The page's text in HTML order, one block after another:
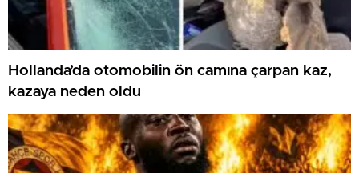
Hollanda’da otomobilin ön camına çarpan kaz,
kazaya neden oldu